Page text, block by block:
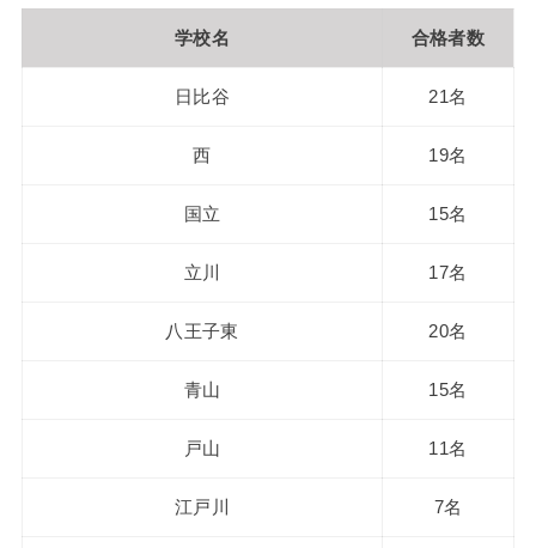
学校名 合格者数
日比谷 21名
西 19名
国立 15名
立川 17名
八王子東 20名
青山 15名
戸山 11名
江戸川 7名